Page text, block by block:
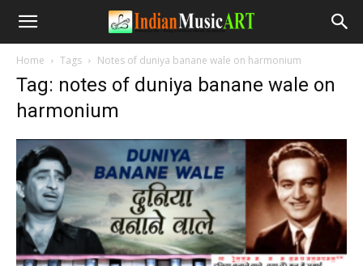
Home Tags Notes of duniya banane wale on harmonium
Tag: notes of duniya banane wale on
harmonium